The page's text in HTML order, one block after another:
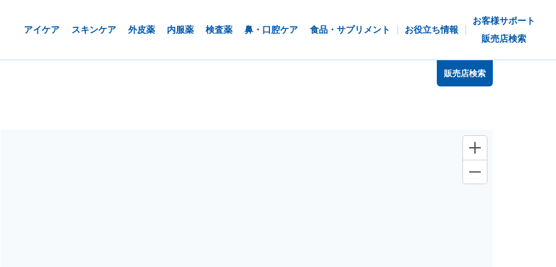
アイケア スキンケア 外皮薬 内服薬 検査薬 鼻・口腔ケア 食品・サプリメント お役立ち情報
お客様サポート
販売店検索
販売店検索